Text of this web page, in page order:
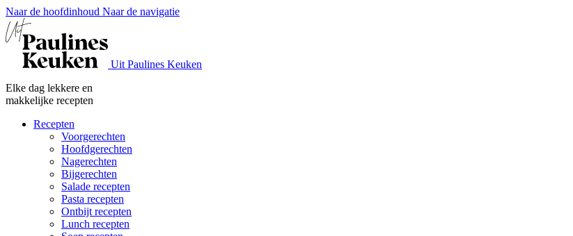
Naar de hoofdinhoud Naar de navigatie
Uit Paulines Keuken
Elke dag lekkere en
makkelijke recepten
Recepten
Voorgerechten
Hoofdgerechten
Nagerechten
Bijgerechten
Salade recepten
Pasta recepten
Ontbijt recepten
Lunch recepten